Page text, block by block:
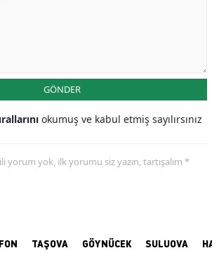
GÖNDER
okumuş ve kabul etmiş sayılırsınız
yorum yok, ilk yorumu siz yazın, tartışalım *
TAŞOVA GÖYNÜCEK SULUOVA